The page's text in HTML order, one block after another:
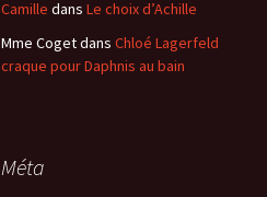
Camille dans Le choix d’Achille
Mme Cogetdans Chloé Lagerfeld
craque pour Daphnis au bain
Méta